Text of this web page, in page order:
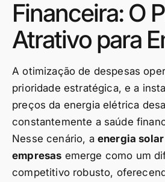
Financeira: O
Atrativo para
A otimização de despesas
prioridade estratégica, e a
preços da energia elétrica
constantemente a saúde
Nesse cenário, a energia
empresas emerge como um
competitivo robusto,